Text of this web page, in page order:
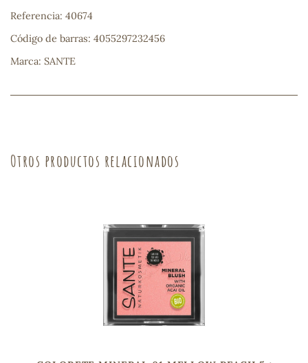
Referencia: 40674
Código de barras: 4055297232456
Marca: SANTE
Otros productos relacionados